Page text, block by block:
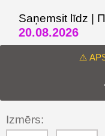
Saņemsit līdz |
20.08.2026
⚠️
Izmērs: